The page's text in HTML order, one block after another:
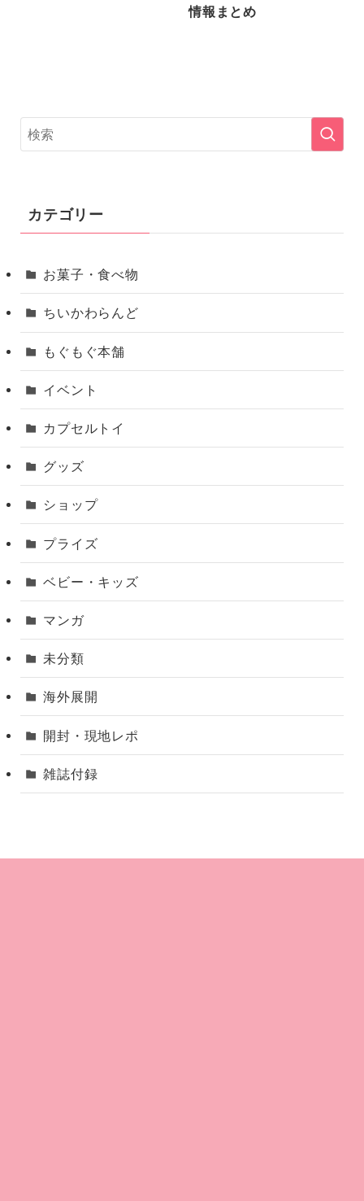
情報まとめ
カテゴリー
お菓子・食べ物
ちいかわらんど
もぐもぐ本舗
イベント
カプセルトイ
グッズ
ショップ
プライズ
ベビー・キッズ
マンガ
未分類
海外展開
開封・現地レポ
雑誌付録